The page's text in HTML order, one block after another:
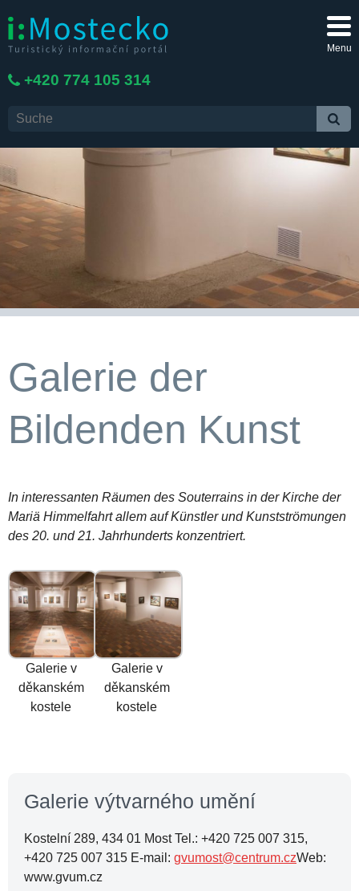
Menu
+420 774 105 314
Galerie der
Bildenden Kunst
In interessanten Räumen des Souterrains in der Kirche der
Mariä Himmelfahrt allem auf Künstler und Kunstströmungen
des 20. und 21. Jahrhunderts konzentriert.
Galerie v
děkanském
kostele
Galerie v
děkanském
kostele
Galerie výtvarného umění
Kostelní 289, 434 01 Most Tel.: +420 725 007 315,
+420 725 007 315 E-mail: gvumost@centrum.czWeb:
www.gvum.cz